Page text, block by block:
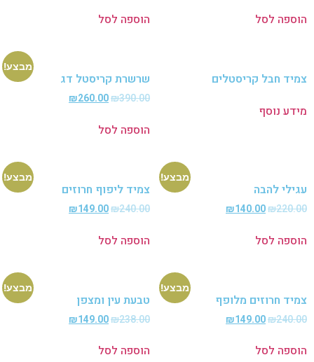
לסל הוספה לסל
חבל קריסטלים
נוסף
מבצע!
שרשרת קריסטל דג
₪390.00
₪260.00
הוספה לסל
מבצע!
להבה
₪
₪140.00
לסל
מבצע!
צמיד ליפוף חרוזים
₪240.00
₪149.00
הוספה לסל
מבצע!
חרוזים מלופף
₪
₪149.00
לסל
מבצע!
טבעת עין ומצפן
₪238.00
₪149.00
הוספה לסל